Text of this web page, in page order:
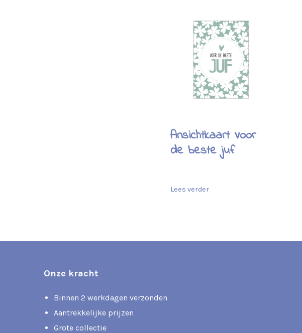
Ansichtkaart Voor
de beste juf
Lees verder
Onze kracht
Binnen 2 werkdagen verzonden
Aantrekkelijke prijzen
Grote collectie